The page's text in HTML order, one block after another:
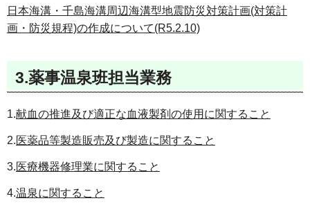
日本海溝・千島海溝周辺海溝型地震防災対策計画(対策計
画・防災規程)の作成について(R5.2.10)
3.薬事温泉班担当業務
1.献血の推進及び適正な血液製剤の使用に関すること
2.医薬品等製造販売及び製造に関すること
3.医療機器修理業に関すること
4.温泉に関すること